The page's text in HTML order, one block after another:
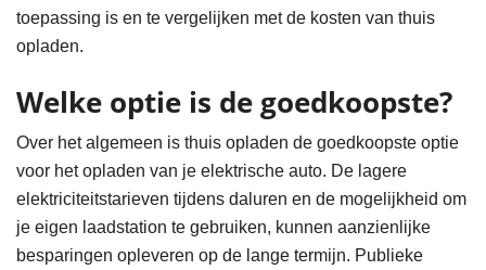
toepassing is en te vergelijken met de kosten van thuis
opladen.
Welke optie is de goedkoopste?
Over het algemeen is thuis opladen de goedkoopste optie
voor het opladen van je elektrische auto. De lagere
elektriciteitstarieven tijdens daluren en de mogelijkheid om
je eigen laadstation te gebruiken, kunnen aanzienlijke
besparingen opleveren op de lange termijn. Publieke